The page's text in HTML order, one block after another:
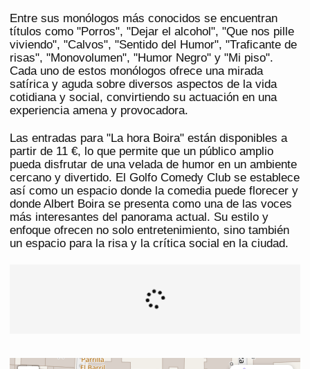
Entre sus monólogos más conocidos se encuentran
títulos como "Porros", "Dejar el alcohol", "Que nos pille
viviendo", "Calvos", "Sentido del Humor", "Traficante de
risas", "Monovolumen", "Humor Negro" y "Mi piso".
Cada uno de estos monólogos ofrece una mirada
satírica y aguda sobre diversos aspectos de la vida
cotidiana y social, convirtiendo su actuación en una
experiencia amena y provocadora.
Las entradas para "La hora Boira" están disponibles a
partir de 11 €, lo que permite que un público amplio
pueda disfrutar de una velada de humor en un ambiente
cercano y divertido. El Golfo Comedy Club se establece
así como un espacio donde la comedia puede florecer y
donde Albert Boira se presenta como una de las voces
más interesantes del panorama actual. Su estilo y
enfoque ofrecen no solo entretenimiento, sino también
un espacio para la risa y la crítica social en la ciudad.